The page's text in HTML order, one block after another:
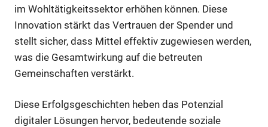
im Wohltätigkeitssektor erhöhen können. Diese
Innovation stärkt das Vertrauen der Spender und
stellt sicher, dass Mittel effektiv zugewiesen werden,
was die Gesamtwirkung auf die betreuten
Gemeinschaften verstärkt.
Diese Erfolgsgeschichten heben das Potenzial
digitaler Lösungen hervor, bedeutende soziale